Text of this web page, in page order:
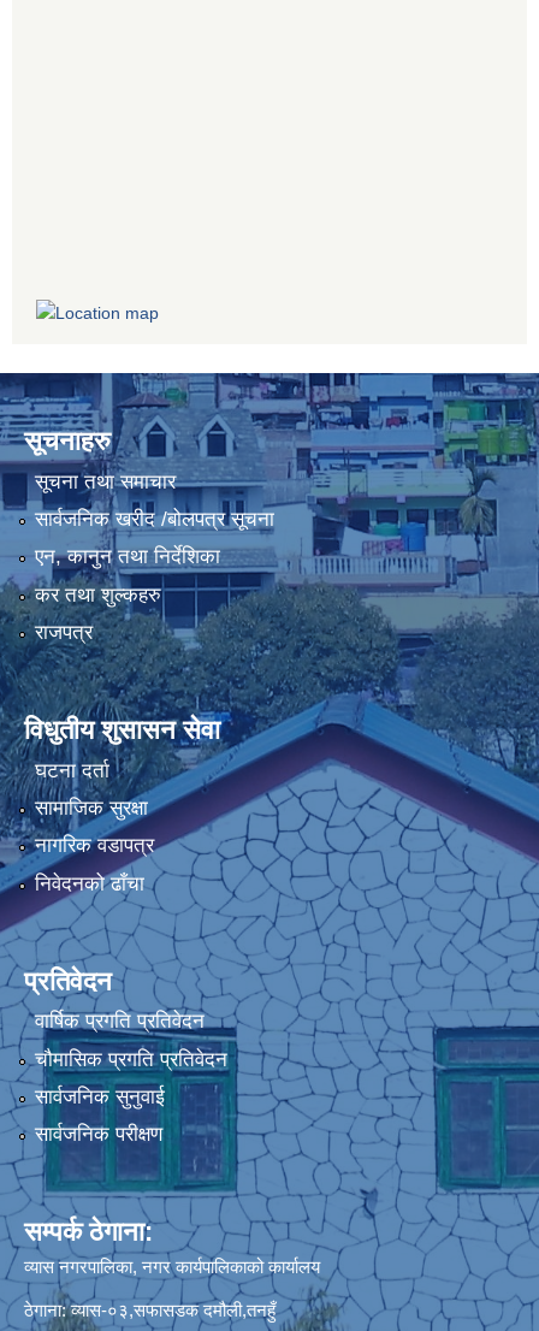
सूचनाहरु
सूचना तथा समाचार
सार्वजनिक खरीद /बोलपत्र सूचना
एन, कानुन तथा निर्देशिका
कर तथा शुल्कहरु
राजपत्र
विधुतीय शुसासन सेवा
घटना दर्ता
सामाजिक सुरक्षा
नागरिक वडापत्र
निवेदनको ढाँचा
प्रतिवेदन
वार्षिक प्रगति प्रतिवेदन
चौमासिक प्रगति प्रतिवेदन
सार्वजनिक सुनुवाई
सार्वजनिक परीक्षण
सम्पर्क ठेगाना:
व्यास नगरपालिका, नगर कार्यपालिकाको कार्यालय
ठेगाना: व्यास-०३,सफासडक दमौली,तनहुँ